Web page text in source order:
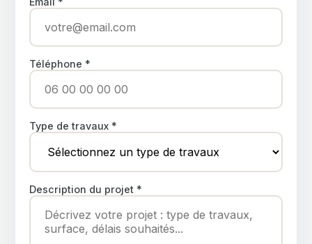
Téléphone *
Type de travaux *
Description du projet *